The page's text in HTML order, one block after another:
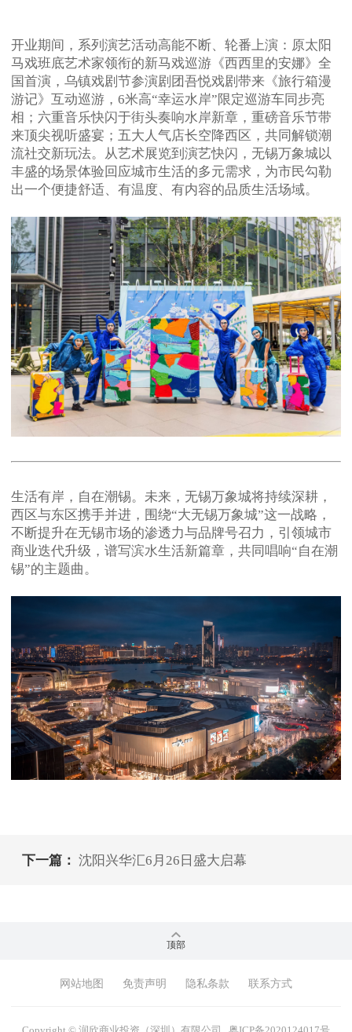
开业期间，系列演艺活动高能不断、轮番上演：原太阳
马戏班底艺术家领衔的新马戏巡游《西西里的安娜》全
国首演，乌镇戏剧节参演剧团吾悦戏剧带来《旅行箱漫
游记》互动巡游，6米高“幸运水岸”限定巡游车同步亮
相；六重音乐快闪于街头奏响水岸新章，重磅音乐节带
来顶尖视听盛宴；五大人气店长空降西区，共同解锁潮
流社交新玩法。从艺术展览到演艺快闪，无锡万象城以
丰盛的场景体验回应城市生活的多元需求，为市民勾勒
出一个便捷舒适、有温度、有内容的品质生活场域。
生活有岸，自在潮锡。未来，无锡万象城将持续深耕，
西区与东区携手并进，围绕“大无锡万象城”这一战略，
不断提升在无锡市场的渗透力与品牌号召力，引领城市
商业迭代升级，谱写滨水生活新篇章，共同唱响“自在潮
锡”的主题曲。
下一篇： 沈阳兴华汇6月26日盛大启幕
顶部
网站地图 免责声明 隐私条款 联系方式